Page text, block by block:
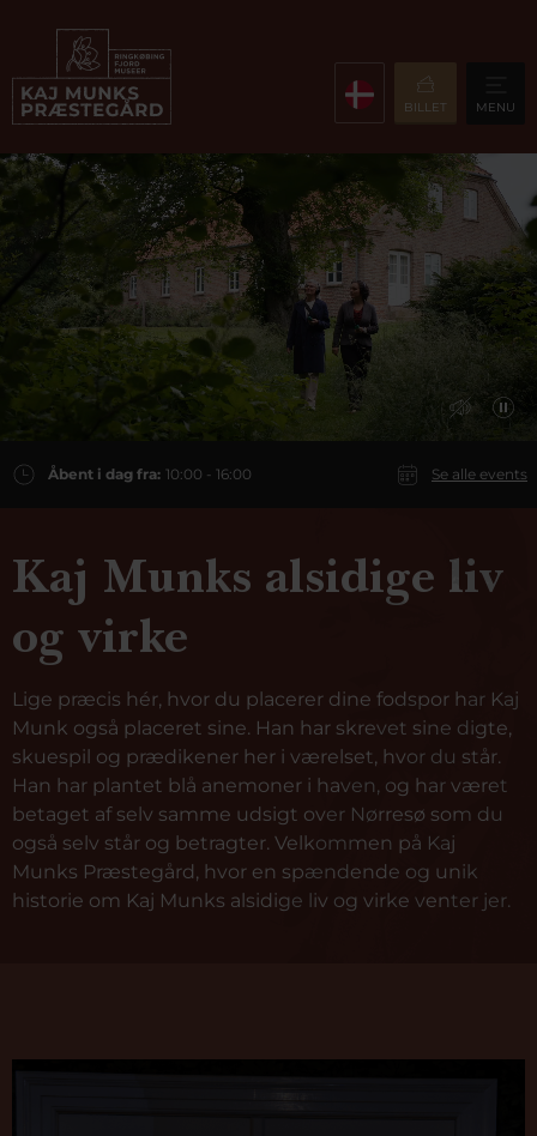
BILLET MENU
Kaj Munks alsidige liv
og virke
Lige præcis hér, hvor du placerer dine fodspor har Kaj
Munk også placeret sine. Han har skrevet sine digte,
skuespil og prædikener her i værelset, hvor du står.
Han har plantet blå anemoner i haven, og har været
betaget af selv samme udsigt over Nørresø som du
også selv står og betragter. Velkommen på Kaj
Munks Præstegård, hvor en spændende og unik
historie om Kaj Munks alsidige liv og virke venter jer.
Åbent i dag fra: 10:00 - 16:00 Se alle events